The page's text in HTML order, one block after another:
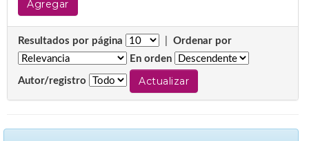
Resultados por página
Ordenar por
En orden
Autor/registro